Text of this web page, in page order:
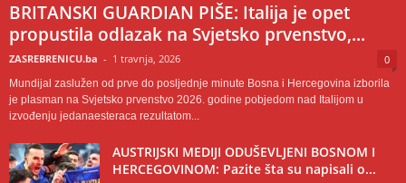
BRITANSKI GUARDIAN PIŠE: Italija je opet
propustila odlazak na Svjetsko prvenstvo,...
ZASREBRENICU.ba - 1 travnja, 2026 0
Mundijal zaslužen od prve do posljednje minute Bosna i Hercegovina izborila
je plasman na Svjetsko prvenstvo 2026. godine pobjedom nad Italijom u
izvođenju jedanaesteraca rezultatom...
AUSTRIJSKI MEDIJI ODUŠEVLJENI BOSNOM I
HERCEGOVINOM: Pazite šta su napisali o...